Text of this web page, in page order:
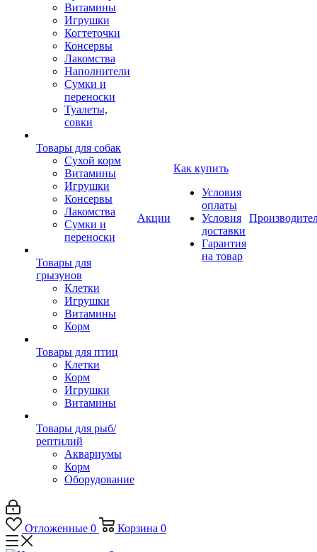
Витамины
Игрушки
Когтеточки
Консервы
Лакомства
Наполнители
Сумки и
переноски
Туалеты,
совки
Товары для собак
Cухой корм
Витамины
Игрушки
Консервы
Лакомства
Сумки и
переноски
Товары для
грызунов
Клетки
Игрушки
Витамины
Корм
Товары для птиц
Клетки
Корм
Игрушки
Витамины
Товары для рыб/
рептилий
Аквариумы
Корм
Оборудование
Акции
Как купить
Условия
оплаты
Условия
доставки
Гарантия
на товар
Отложенные 0 Корзина 0